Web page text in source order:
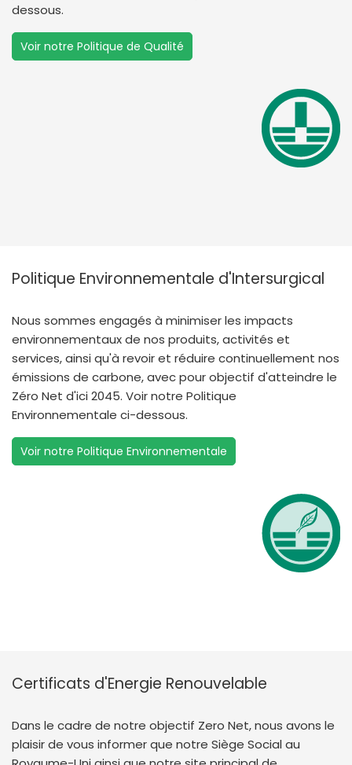
dessous.
Voir notre Politique de Qualité
Politique Environnementale d'Intersurgical
Nous sommes engagés à minimiser les impacts
environnementaux de nos produits, activités et
services, ainsi qu'à revoir et réduire continuellement nos
émissions de carbone, avec pour objectif d'atteindre le
Zéro Net d'ici 2045. Voir notre Politique
Environnementale ci-dessous.
Voir notre Politique Environnementale
Certificats d'Energie Renouvelable
Dans le cadre de notre objectif Zero Net, nous avons le
plaisir de vous informer que notre Siège Social au